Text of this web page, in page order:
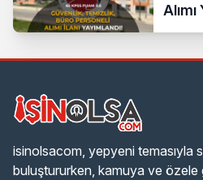
isinolsacom, yepyeni temasıyla
buluştururken, kamuya ve özele